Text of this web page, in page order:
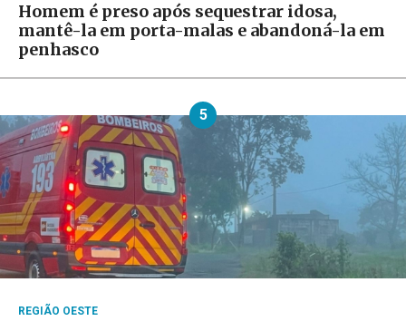
Homem é preso após sequestrar idosa,
mantê-la em porta-malas e abandoná-la em
penhasco
5
REGIÃO OESTE